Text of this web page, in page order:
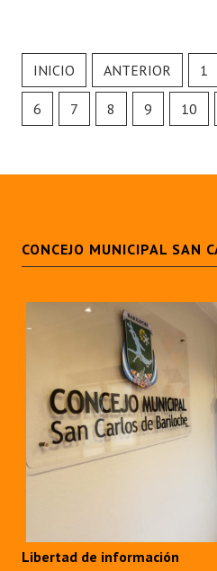
INICIO ANTERIOR 1
6 7 8 9 10
CONCEJO MUNICIPAL SAN
Libertad de información